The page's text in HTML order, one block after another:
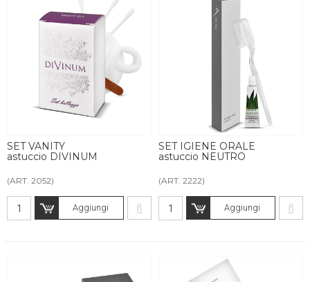
SET VANITY
astuccio DIVINUM
(ART. 2052)
Aggiungi
SET IGIENE ORALE
astuccio NEUTRO
(ART. 2222)
Aggiungi